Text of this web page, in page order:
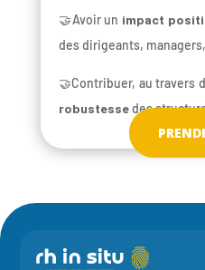
🤝Avoir un impact
des dirigeants,
🤝Contribuer, au travers
robustessedes